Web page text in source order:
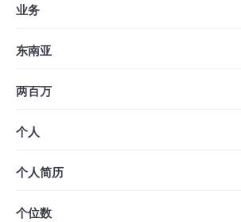
业务
东南亚
两百万
个人
个人简历
个位数